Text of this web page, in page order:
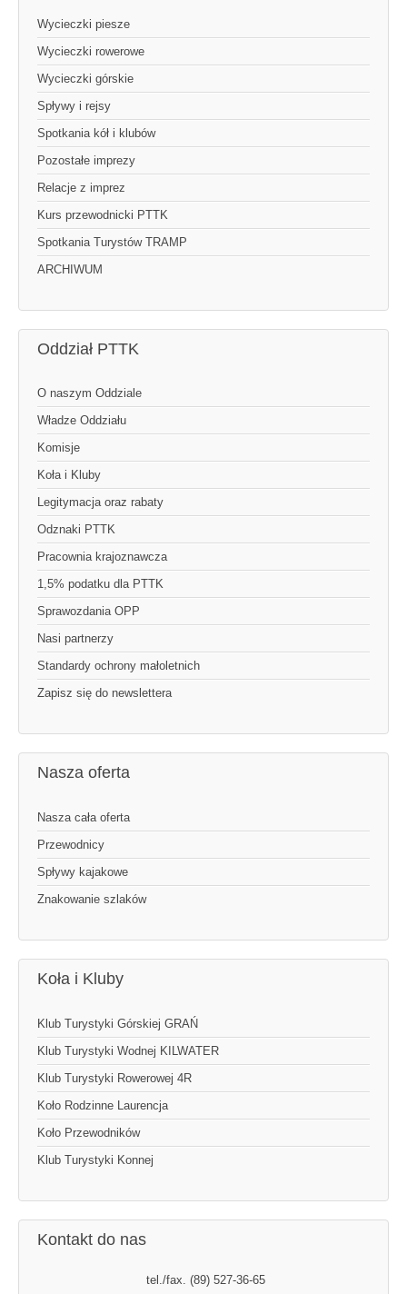
Wycieczki piesze
Wycieczki rowerowe
Wycieczki górskie
Spływy i rejsy
Spotkania kół i klubów
Pozostałe imprezy
Relacje z imprez
Kurs przewodnicki PTTK
Spotkania Turystów TRAMP
ARCHIWUM
Oddział PTTK
O naszym Oddziale
Władze Oddziału
Komisje
Koła i Kluby
Legitymacja oraz rabaty
Odznaki PTTK
Pracownia krajoznawcza
1,5% podatku dla PTTK
Sprawozdania OPP
Nasi partnerzy
Standardy ochrony małoletnich
Zapisz się do newslettera
Nasza oferta
Nasza cała oferta
Przewodnicy
Spływy kajakowe
Znakowanie szlaków
Koła i Kluby
Klub Turystyki Górskiej GRAŃ
Klub Turystyki Wodnej KILWATER
Klub Turystyki Rowerowej 4R
Koło Rodzinne Laurencja
Koło Przewodników
Klub Turystyki Konnej
Kontakt do nas
tel./fax. (89) 527-36-65